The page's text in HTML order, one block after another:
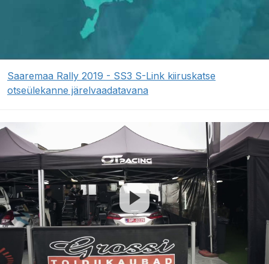
Saaremaa Rally 2019 - SS3 S-Link kiiruskatse
otseülekanne järelvaadatavana